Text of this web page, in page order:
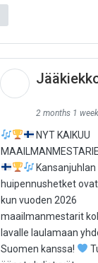
2 months 1
NYT KAIKUU
Kansanjuhlan
huipennushetket
kun vuoden 2026
maailmanmestarit
lavalle laulamaan
Suomen kanssa!